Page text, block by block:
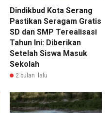
Dindikbud Kota Serang
Pastikan Seragam Gratis
SD dan SMP Terealisasi
Tahun Ini: Diberikan
Setelah Siswa Masuk
Sekolah
2 bulan lalu